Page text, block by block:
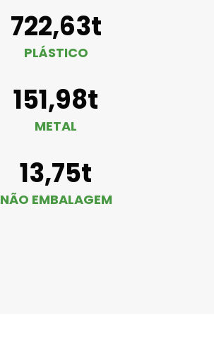
722,63t
PLÁSTICO
151,98t
METAL
13,75t
NÃO EMBALAGEM